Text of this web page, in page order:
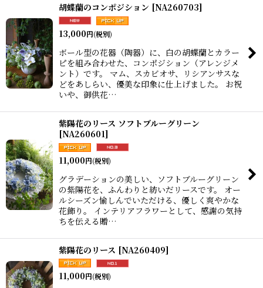
胡蝶蘭のコンポジション [NA260703]
13,000円(税別)
ボール型の花器（陶器）に、白の胡蝶蘭とカラー
ピを組み合わせた、コンポジション（アレンジメ
ント）です。 マム、スカビオサ、リシアンサスな
どをあしらい、優美な印象に仕上げました。 お祝
いや、御供花…
紫陽花のリース ソフトブルーグリーン
[NA260601]
11,000円(税別)
グラデーションの美しい、ソフトブルーグリーン
の紫陽花を、ふんわりと紡いだリースです。 オー
ルシーズン愉しんでいただける、優しく爽やかな
花飾り。 インテリアフラワーとして、感謝の気持
ちを伝える贈…
紫陽花のリース [NA260409]
11,000円(税別)